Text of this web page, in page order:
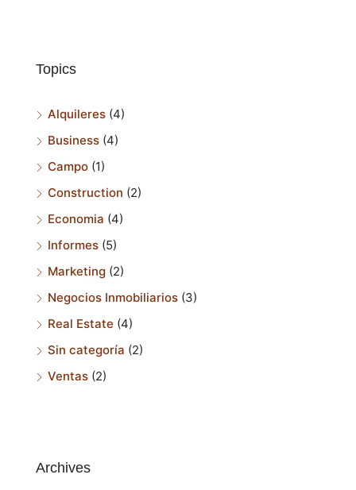
Topics
Alquileres (4)
Business (4)
Campo (1)
Construction (2)
Economia (4)
Informes (5)
Marketing (2)
Negocios Inmobiliarios (3)
Real Estate (4)
Sin categoría (2)
Ventas (2)
Archives